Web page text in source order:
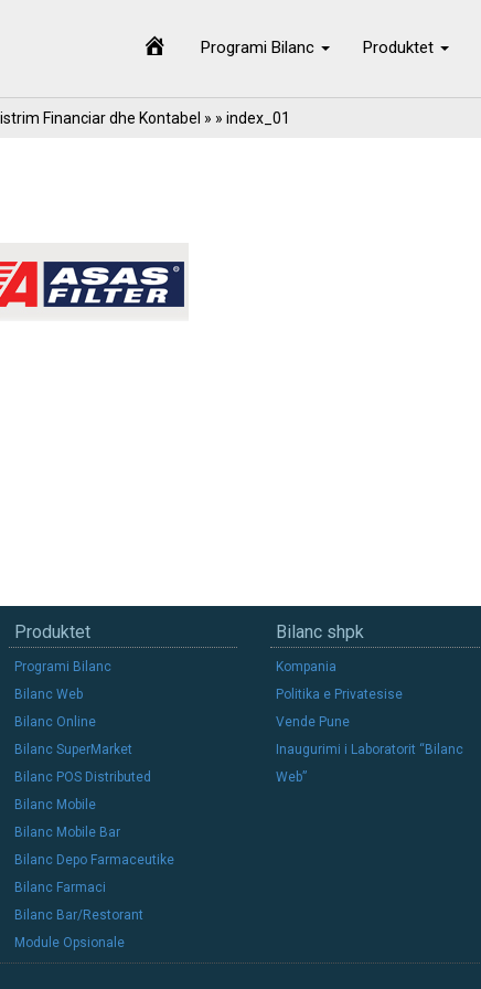
Programi Bilanc Produktet
Financiar dhe Kontabel » » index_01
Produktet
Programi Bilanc
Bilanc Web
Bilanc Online
Bilanc SuperMarket
Bilanc POS Distributed
Bilanc Mobile
Bilanc Mobile Bar
Bilanc Depo Farmaceutike
Bilanc Farmaci
Bilanc Bar/Restorant
Module Opsionale
Bilanc shpk
Kompania
Politika e Privatesise
Vende Pune
Inaugurimi i Laboratorit “Bilanc
Web”